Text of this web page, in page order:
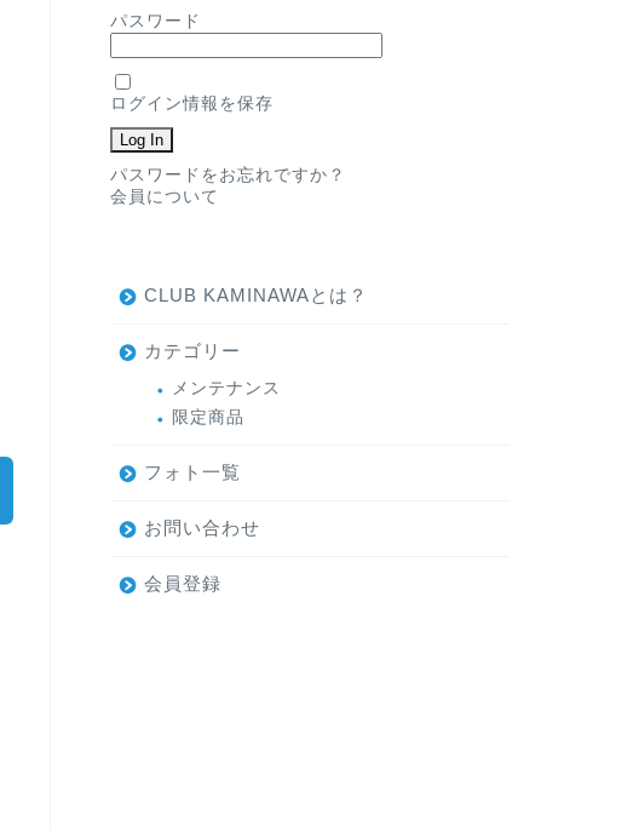
パスワード
ログイン情報を保存
パスワードをお忘れですか？
会員について
CLUB KAMINAWAとは？
カテゴリー
メンテナンス
限定商品
フォト一覧
お問い合わせ
会員登録